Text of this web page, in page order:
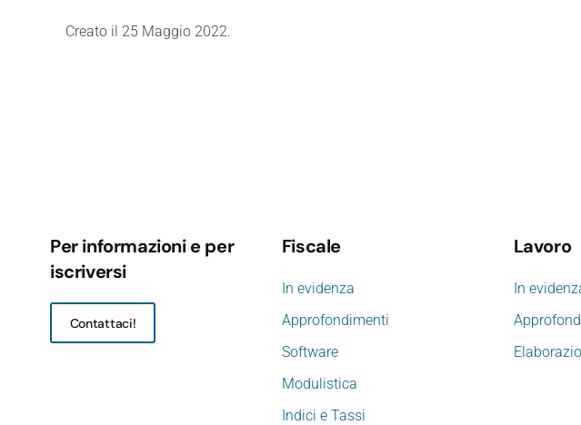
Creato il 25 Maggio 2022.
Per informazioni e per
iscriversi
Contattaci!
Fiscale
In evidenza
Approfondimenti
Software
Modulistica
Indici e Tassi
Lavoro
In